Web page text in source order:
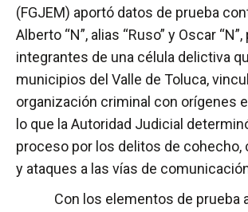
(FGJEM) aportó datos de prueba
Alberto “N”, alias “Ruso” y Oscar
integrantes de una célula delictiva
municipios del Valle de Toluca,
organización criminal con orígenes
lo que la Autoridad Judicial
proceso por los delitos de cohecho,
y ataques a las vías de
Con los elementos de prueba